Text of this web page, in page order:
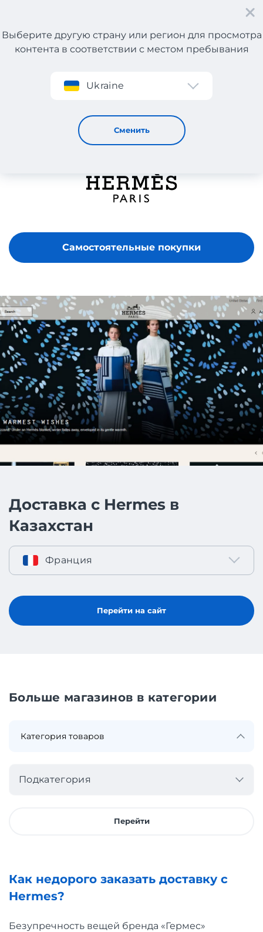
Регистрация
Выберите другую страну или регион для просмотра
контента в соответствии с местом пребывания
Ukraine
Сменить
Hermes
Самостоятельные покупки
Доставка с Hermes в
Казахстан
Франция
Перейти на сайт
Больше магазинов в категории
Подкатегория
Перейти
Как недорого заказать доставку с
Hermes?
Безупречность вещей бренда «Гермес»